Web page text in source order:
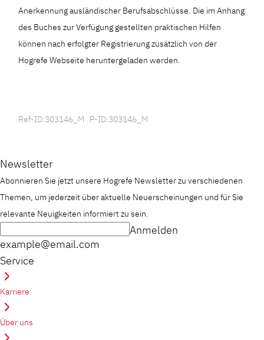
Anerkennung ausländischer Berufsabschlüsse. Die im Anhang
des Buches zur Verfügung gestellten praktischen Hilfen
können nach erfolgter Registrierung zusätzlich von der
Hogrefe Webseite heruntergeladen werden.
Ref-ID:303146_M P-ID:303146_M
Newsletter
Abonnieren Sie jetzt unsere Hogrefe Newsletter zu verschiedenen
Themen, um jederzeit über aktuelle Neuerscheinungen und für Sie
relevante Neuigkeiten informiert zu sein.
example@email.com
Anmelden
Service
Karriere
Über uns